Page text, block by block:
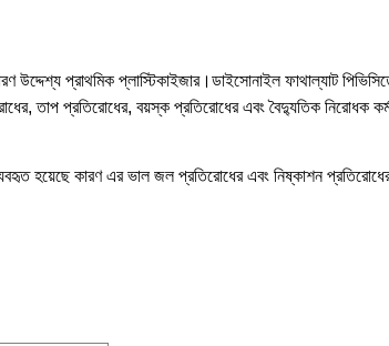
প্রাথমিক প্লাস্টিকাইজার।ডাইসোনাইল ফাথাল্যাট
তাপ প্রতিরোধের, বয়স্ক প্রতিরোধের এবং বৈদ্যুতিক নিরোধক
হয়েছে কারণ এর ভাল জল প্রতিরোধের এবং নিষ্কাশন